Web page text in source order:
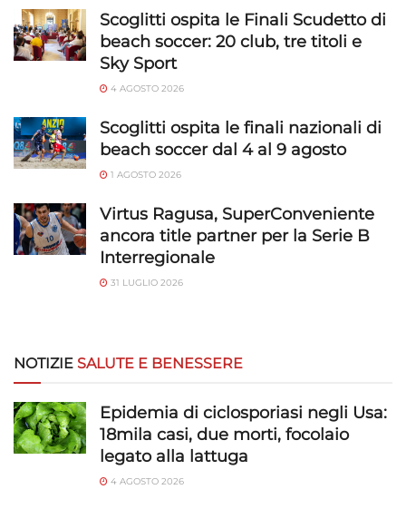
privacy.
Scoglitti ospita le Finali Scudetto di
beach soccer: 20 club, tre titoli e
Sky Sport
4 AGOSTO 2026
Scoglitti ospita le finali nazionali di
beach soccer dal 4 al 9 agosto
1 AGOSTO 2026
Virtus Ragusa, SuperConveniente
ancora title partner per la Serie B
Interregionale
31 LUGLIO 2026
NOTIZIE SALUTE E BENESSERE
Epidemia di ciclosporiasi negli Usa:
18mila casi, due morti, focolaio
legato alla lattuga
4 AGOSTO 2026